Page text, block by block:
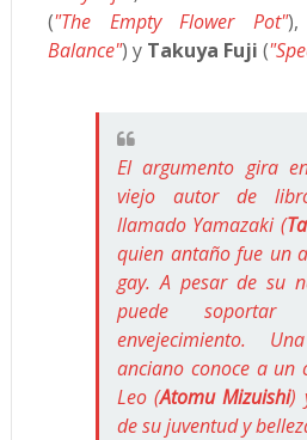
("The Empty Flower Pot"),
Balance") y Takuya Fuji (
El argumento gira
viejo autor de
llamado Yamazaki (
quien antaño fue un
gay. A pesar de su
puede
envejecimiento.
anciano conoce a un
Leo (Atomu Mizuishi)
de su juventud y